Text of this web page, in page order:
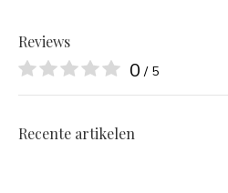
Reviews
0 / 5
Recente artikelen